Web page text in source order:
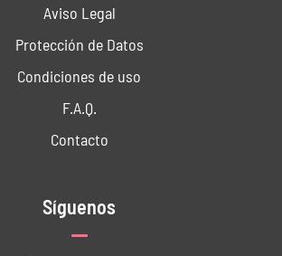
Aviso Legal
Protección de Datos
Condiciones de uso
F.A.Q.
Contacto
Síguenos